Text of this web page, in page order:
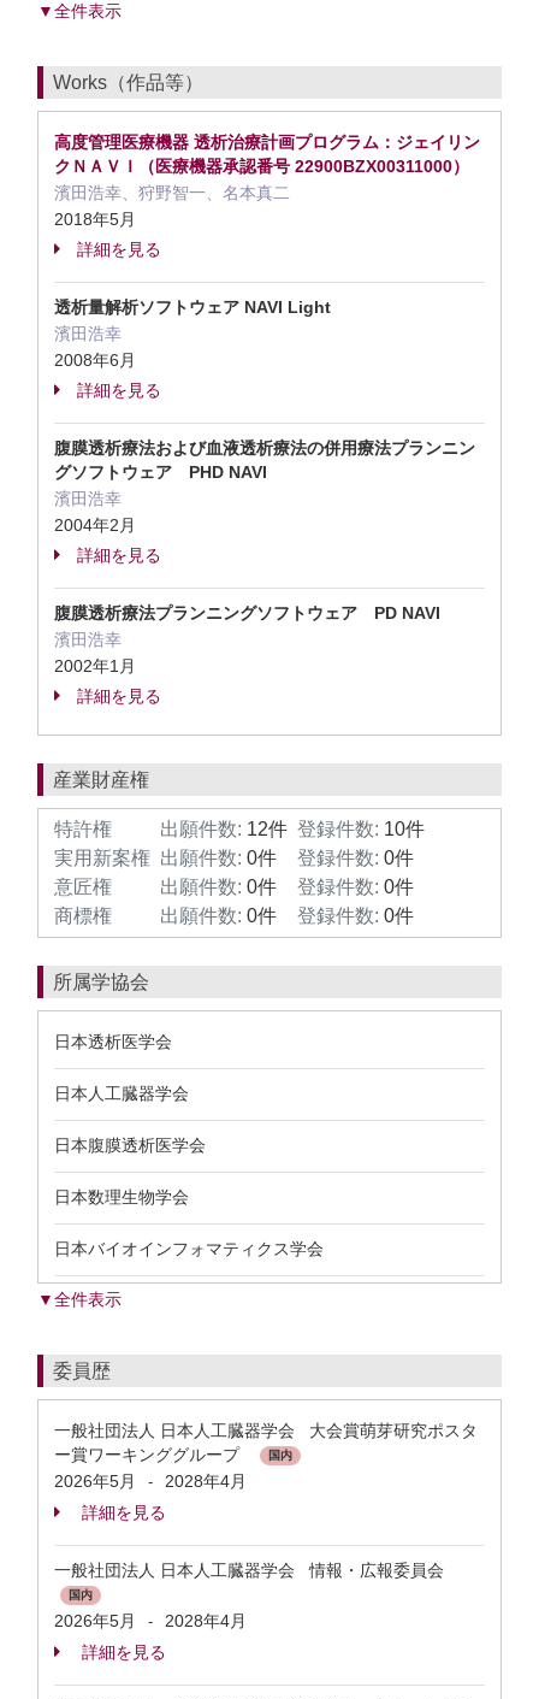
▼全件表示
Works（作品等）
高度管理医療機器 透析治療計画プログラム：ジェイリン
クＮＡＶＩ（医療機器承認番号 22900BZX00311000）
濱田浩幸、狩野智一、名本真二
2018年5月
詳細を見る
透析量解析ソフトウェア NAVI Light
濱田浩幸
2008年6月
詳細を見る
腹膜透析療法および血液透析療法の併用療法プランニン
グソフトウェア PHD NAVI
濱田浩幸
2004年2月
詳細を見る
腹膜透析療法プランニングソフトウェア PD NAVI
濱田浩幸
2002年1月
詳細を見る
産業財産権
特許権 出願件数: 12件 登録件数: 10件
実用新案権 出願件数: 0件 登録件数: 0件
意匠権
出願件数: 0件 登録件数: 0件
商標権
出願件数: 0件 登録件数: 0件
所属学協会
日本透析医学会
日本人工臓器学会
日本腹膜透析医学会
日本数理生物学会
日本バイオインフォマティクス学会
▼全件表示
委員歴
一般社団法人 日本人工臓器学会 大会賞萌芽研究ポスタ
ー賞ワーキンググループ
国内
2026年5月 -
2028年4月
詳細を見る
一般社団法人 日本人工臓器学会 情報・広報委員会
国内
2026年5月 -
2028年4月
詳細を見る